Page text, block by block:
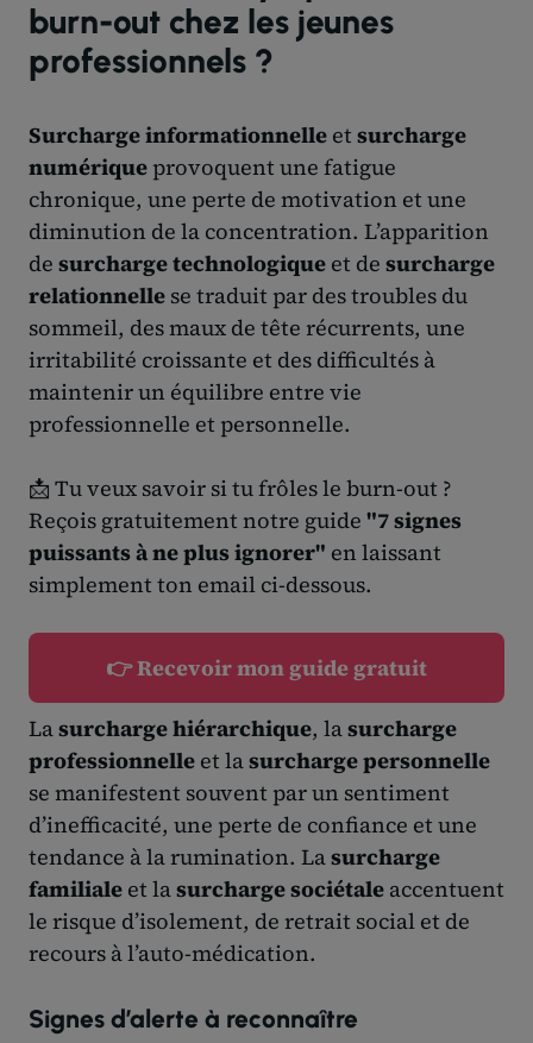
burn-out chez les jeunes
professionnels ?
Surcharge informationnelle et surcharge
numérique provoquent une fatigue
chronique, une perte de motivation et une
diminution de la concentration. L’apparition
de surcharge technologique et de surcharge
relationnelle se traduit par des troubles du
sommeil, des maux de tête récurrents, une
irritabilité croissante et des difficultés à
maintenir un équilibre entre vie
professionnelle et personnelle.
📩 Tu veux savoir si tu frôles le burn-out ?
Reçois gratuitement notre guide "7 signes
puissants à ne plus ignorer" en laissant
simplement ton email ci-dessous.
👉 Recevoir mon guide gratuit
Lasurcharge hiérarchique, lasurcharge
professionnelle et lasurcharge personnelle
se manifestent souvent par un sentiment
d’inefficacité, une perte de confiance et une
tendance à la rumination. Lasurcharge
familiale et lasurcharge sociétale accentuent
le risque d’isolement, de retrait social et de
recours à l’auto-médication.
Signes d’alerte à reconnaître